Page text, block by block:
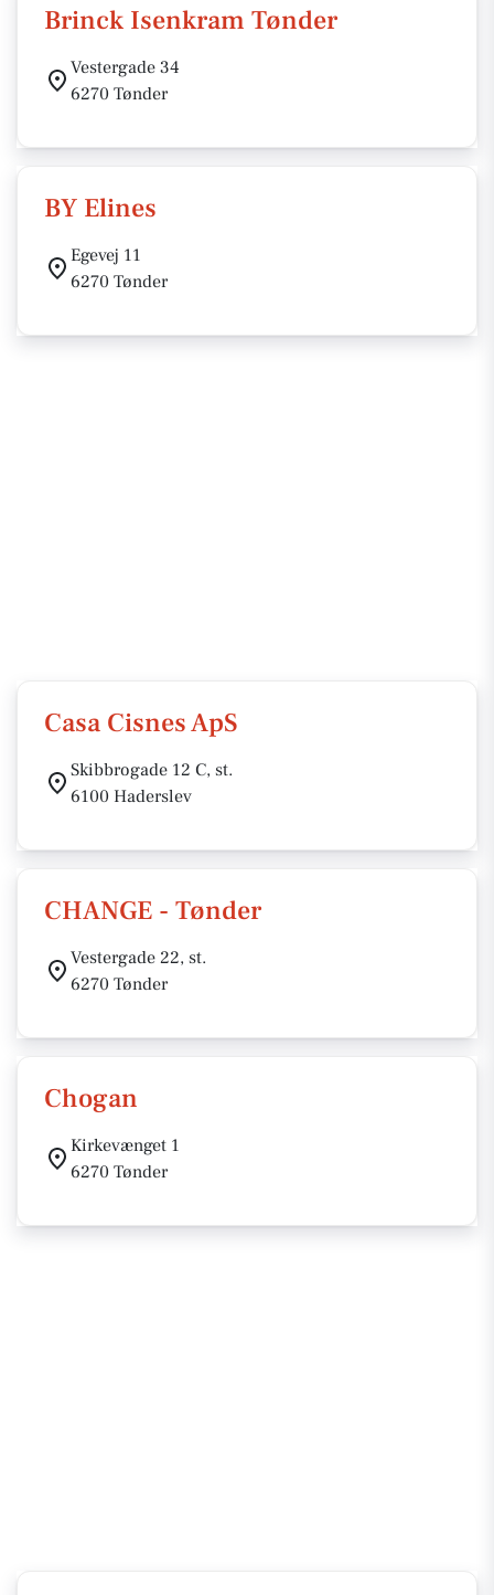
Brinck Isenkram Tønder
Vestergade 34
6270 Tønder
BY Elines
Egevej 11
6270 Tønder
Casa Cisnes ApS
Skibbrogade 12 C, st.
6100 Haderslev
CHANGE - Tønder
Vestergade 22, st.
6270 Tønder
Chogan
Kirkevænget 1
6270 Tønder